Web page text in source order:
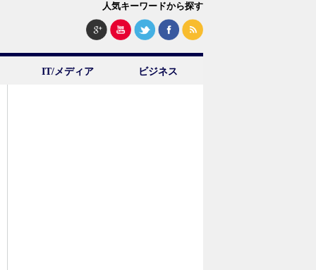
人気キーワードから探す
IT/メディア ビジネス